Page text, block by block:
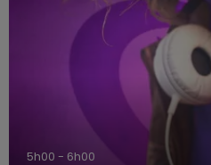
5h00 - 6h00